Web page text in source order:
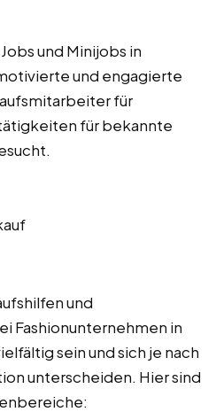
und Minijobs in
und engagierte
für
für bekannte
und
Fashionunternehmen in
sein und sich je nach
unterscheiden. Hier sind